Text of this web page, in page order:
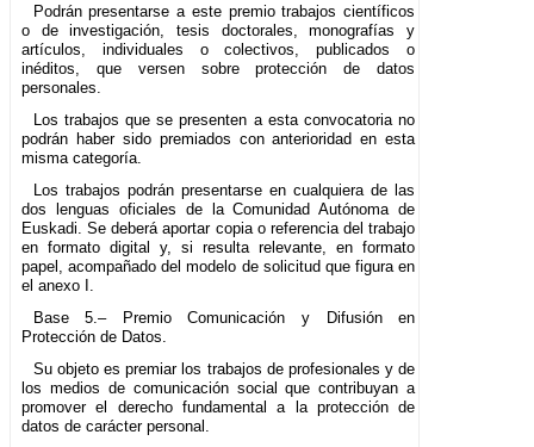
Podrán presentarse a este premio trabajos científicos
o de investigación, tesis doctorales, monografías y
artículos, individuales o colectivos, publicados o
inéditos, que versen sobre protección de datos
personales.
Los trabajos que se presenten a esta convocatoria no
podrán haber sido premiados con anterioridad en esta
misma categoría.
Los trabajos podrán presentarse en cualquiera de las
dos lenguas oficiales de la Comunidad Autónoma de
Euskadi. Se deberá aportar copia o referencia del trabajo
en formato digital y, si resulta relevante, en formato
papel, acompañado del modelo de solicitud que figura en
el anexo I.
Base 5.– Premio Comunicación y Difusión en
Protección de Datos.
Su objeto es premiar los trabajos de profesionales y de
los medios de comunicación social que contribuyan a
promover el derecho fundamental a la protección de
datos de carácter personal.